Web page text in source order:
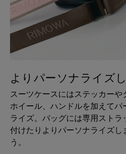
よりパーソナライズ
スーツケースにはステッカーや
ホイール、ハンドルを加えてパ
ライズ。バッグには専用ストラ
付けたりよりパーソナライズし
う。